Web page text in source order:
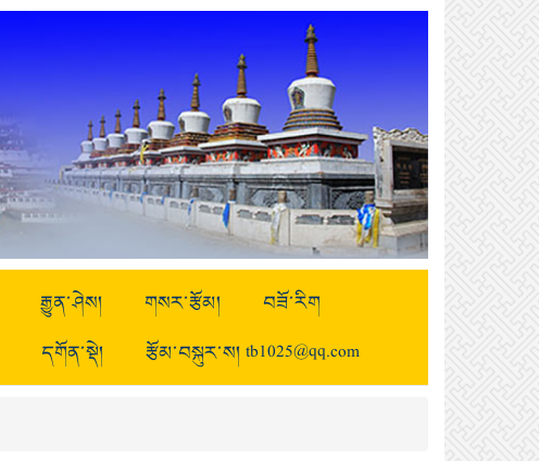
རྒྱུན་ཤེས། གསར་རྩོམ།
བཟོ་རིག
དགོན་སྡེ། རྩོམ་བསྐུར་ས། tb1025@qq.com